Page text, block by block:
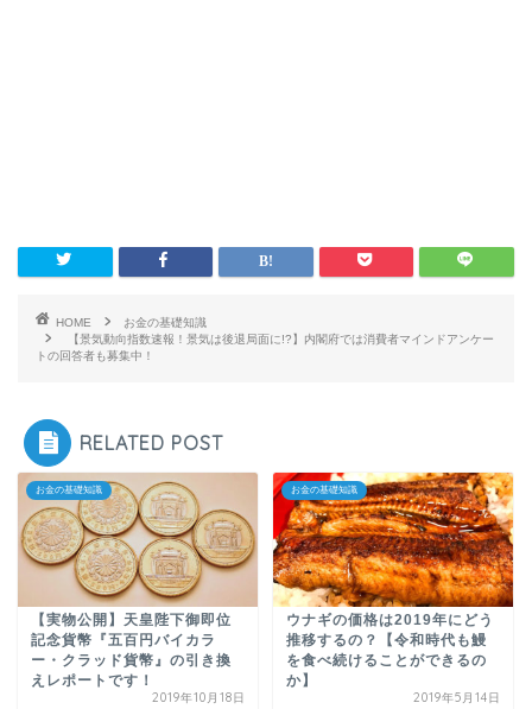
HOME
お金の基礎知識
【景気動向指数速報！景気は後退局面に!?】内閣府では消費者マインドアンケー
トの回答者も募集中！
RELATED POST
お金の基礎知識
【実物公開】天皇陛下御即位
記念貨幣『五百円バイカラ
ー・クラッド貨幣』の引き換
えレポートです！
2019年10月18日
お金の基礎知識
ウナギの価格は2019年にどう
推移するの？【令和時代も鰻
を食べ続けることができるの
か】
2019年5月14日